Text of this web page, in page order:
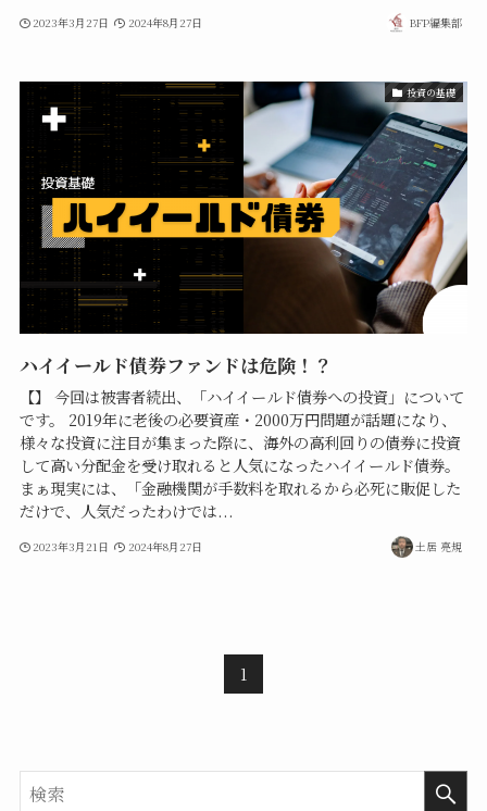
2023年3月27日 2024年8月27日 BFP編集部
投資の基礎
ハイイールド債券ファンドは危険！？
【】 今回は被害者続出、「ハイイールド債券への投資」について
です。 2019年に老後の必要資産・2000万円問題が話題になり、
様々な投資に注目が集まった際に、海外の高利回りの債券に投資
して高い分配金を受け取れると人気になったハイイールド債券。
まぁ現実には、「金融機関が手数料を取れるから必死に販促した
だけで、人気だったわけでは...
2023年3月21日 2024年8月27日 土居 亮規
1